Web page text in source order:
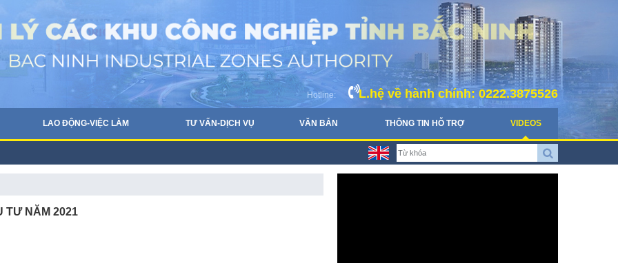
Hotline: L.hệ về hành chính: 0222.3875526
LAO ĐỘNG-VIỆC LÀM TƯ VẤN-DỊCH VỤ VĂN BẢN THÔNG TIN HỖ TRỢ VIDEOS
TƯ NĂM 2021